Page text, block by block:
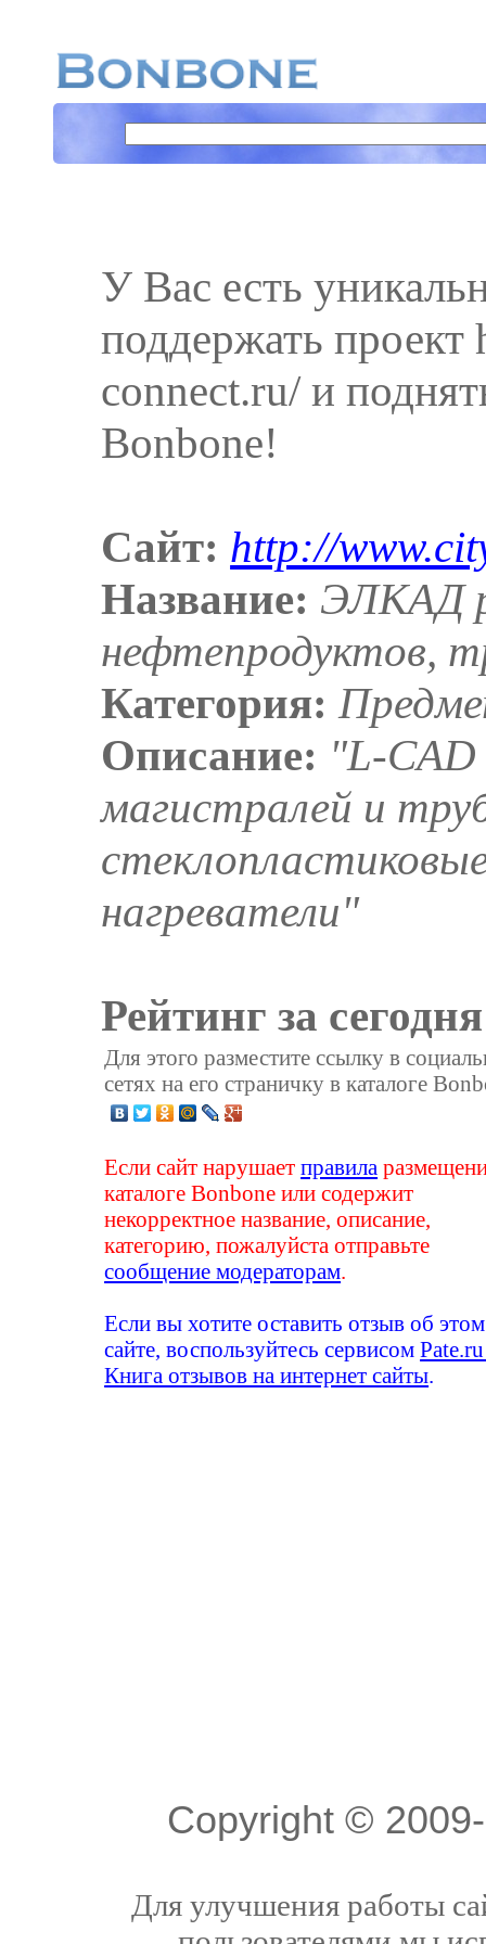
У Вас есть
поддержать
connect.ru/ и
Bonbone!
Сайт: http://
Название: ЭЛКАД
нефтепродуктов,
Категория:
Описание: "L-CAD
магистралей и
нагреватели"
Рейтинг за
Для этого разместите ссылку в
сетях на его страничку в каталоге
Если сайт нарушаетправила
каталоге Bonbone или содержит
некорректное название, описание,
категорию, пожалуйста отправьте
сообщение модераторам
Если вы хотите оставить отзыв об этом
сайте, воспользуйтесь сервисом
Книга отзывов на интернет сайты
Copyright ©
Для улучшения работы